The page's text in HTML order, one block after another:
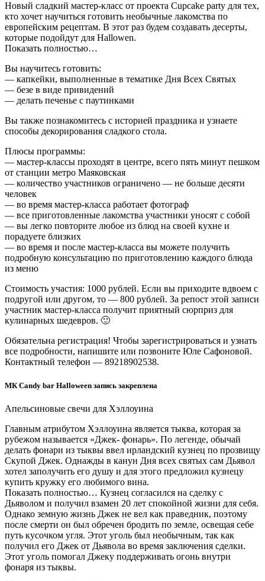
Новый сладкий мастер-класс от проекта Cupcake party для тех,
кто хочет научиться готовить необычные лакомства по
европейским рецептам. В этот раз будем создавать десерты,
которые подойдут для Hallowen.
Показать полностью…
Вы научитесь готовить:
— капкейки, выполненные в тематике Дня Всех Святых
— безе в виде привидений
— делать печенье с паутинками
Вы также познакомитесь с историей праздника и узнаете
способы декорирования сладкого стола.
Плюсы программы:
— мастер-классы проходят в центре, всего пять минут пешком
от станции метро Маяковская
— количество участников ограничено — не больше десяти
человек
— во время мастер-класса работает фотограф
— все приготовленные лакомства участники уносят с собой
— вы легко повторите любое из блюд на своей кухне и
порадуете близких
— во время и после мастер-класса вы можете получить
подробную консультацию по приготовлению каждого блюда
из меню
Стоимость участия: 1000 рублей. Если вы приходите вдвоем с
подругой или другом, то — 800 рублей. За репост этой записи
участник мастер-класса получит приятный сюрприз для
кулинарных шедевров. 🙂
Обязательна регистрация! Чтобы зарегистрироваться и узнать
все подробности, напишите или позвоните Юле Сафоновой.
Контактный телефон — 89218902538.
МК Candy bar Halloween запись закреплена
Апельсиновые свечи для Хэллоуина
Главным атрибутом Хэллоуина является тыква, которая за
рубежом называется «Джек- фонарь». По легенде, обычай
делать фонари из тыквы ввел ирландский кузнец по прозвищу
Скупой Джек. Однажды в канун Дня всех святых сам Дьявол
хотел заполучить его душу и для этого предложил кузнецу
купить кружку его любимого вина.
Показать полностью… Кузнец согласился на сделку с
Дьяволом и получил взамен 20 лет спокойной жизни для себя.
Однако земную жизнь Джек не вел как праведник, поэтому
после смерти он был обречен бродить по земле, освещая себе
путь кусочком угля. Этот уголь был необычным, так как
получил его Джек от Дьявола во время заключения сделки.
Этот уголь помогал Джеку поддерживать огонь внутри
фонаря из тыквы.